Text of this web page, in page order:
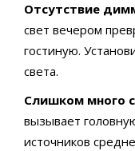
Отсутствие
свет вечером
гостиную.
света.
Слишком много
вызывает
источников